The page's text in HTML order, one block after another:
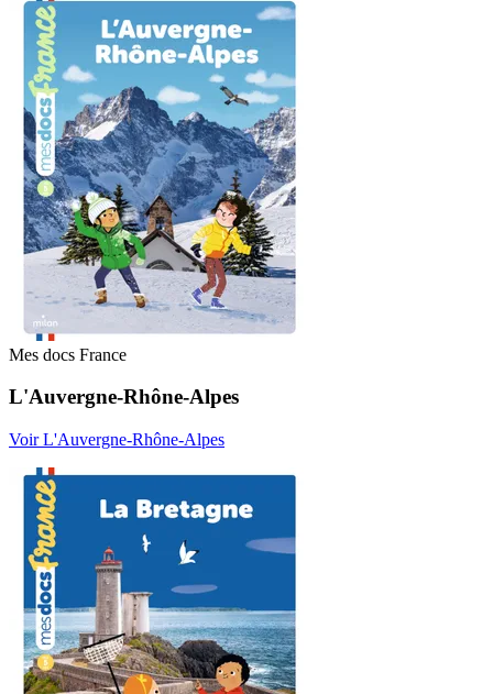
Mes docs France
L'Auvergne-Rhône-Alpes
Voir L'Auvergne-Rhône-Alpes